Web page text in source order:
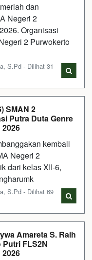
dan
Negeri 2
Organisasi
2 Purwokerto
S.Pd - Dilihat 31
SMAN 2
Putra Duta Genre
kembali
Negeri 2
dari kelas XII-6,
S.Pd - Dilihat 69
Amareta S. Raih
FLS2N